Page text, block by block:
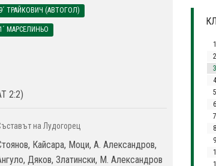
ТРАЙКОВИЧ (АВТОГОЛ)
МАРСЕЛИНЬО
2:2)
на Лудогорец
Кайсара, Моци, А. Александров,
Дяков, Златински, М. Александров